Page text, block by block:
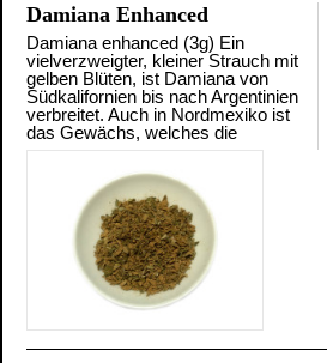
Damiana Enhanced
Damiana enhanced (3g) Ein
vielverzweigter, kleiner Strauch mit
gelben Blüten, ist Damiana von
Südkalifornien bis nach Argentinien
verbreitet. Auch in Nordmexiko ist
das Gewächs, welches die